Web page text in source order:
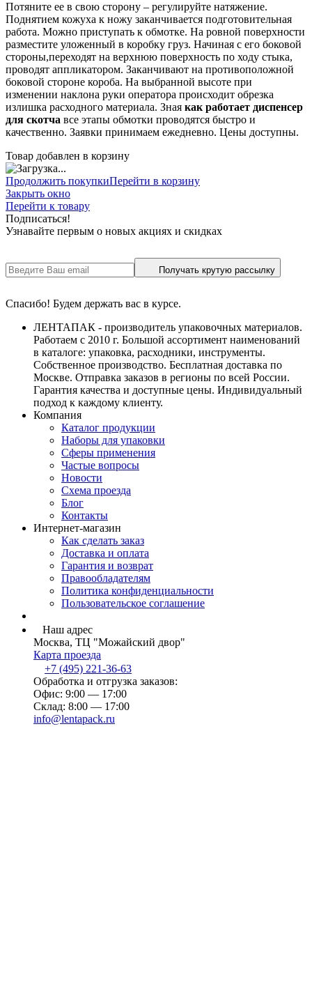
Потяните ее в свою сторону – регулируйте натяжение.
Поднятием кожуха к ножу заканчивается подготовительная
работа. Можно приступать к обмотке. На ровной поверхности
разместите уложенный в коробку груз. Начиная с его боковой
стороны,переходят на верхнюю поверхность по ходу стыка,
проводят аппликатором. Заканчивают на противоположной
боковой стороне короба. На выбранной высоте при
изменении наклона руки оператора происходит обрезка
излишка расходного материала. Зная как работает диспенсер
для скотча все этапы обмотки проводятся быстро и
качественно. Заявки принимаем ежедневно. Цены доступны.
Товар добавлен в корзину
Продолжить покупкиПерейти в корзину
Закрыть окно
Перейти к товару
Подписаться!
Узнавайте первым о новых акциях и скидках
Получать крутую рассылку
Спасибо! Будем держать вас в курсе.
ЛЕНТАПАК - производитель упаковочных материалов.
Работаем с 2010 г. Большой ассортимент наименований
в каталоге: упаковка, расходники, инструменты.
Собственное производство. Бесплатная доставка по
Москве. Отправка заказов в регионы по всей России.
Гарантия качества и доступные цены. Индивидуальный
подход к каждому клиенту.
Компания
Каталог продукции
Наборы для упаковки
Сферы применения
Частые вопросы
Новости
Схема проезда
Блог
Контакты
Интернет-магазин
Как сделать заказ
Доставка и оплата
Гарантия и возврат
Правообладателям
Политика конфиденциальности
Пользовательское соглашение
Наш адрес
Москва, ТЦ "Можайский двор"
Карта проезда
+7 (495) 221-36-63
Обработка и отгрузка заказов:
Офис: 9:00 — 17:00
Склад: 8:00 — 17:00
info@lentapack.ru